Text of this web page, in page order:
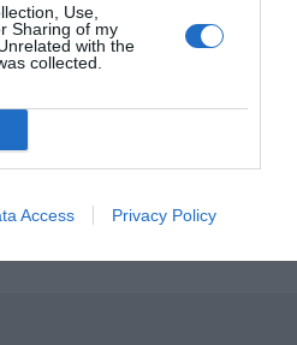
Use,
Sharing of my
with the
collected.
Access Privacy Policy
kock
På denna sida
olika recept för alla
Alla recept
och fotat så att du ska
resultat hemma. Läs mer